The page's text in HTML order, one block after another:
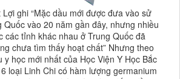
ghi “Mặc dầu mới được đưa vào sử
vào 20 năm gần đây, nhưng nhiều
các tỉnh khác nhau ở Trung Quốc đã
chưa tìm thấy hoạt chất” Nhưng theo
học mới nhất của Học Viện Y Học Bắc
loại Linh Chi có hàm lượng germanium